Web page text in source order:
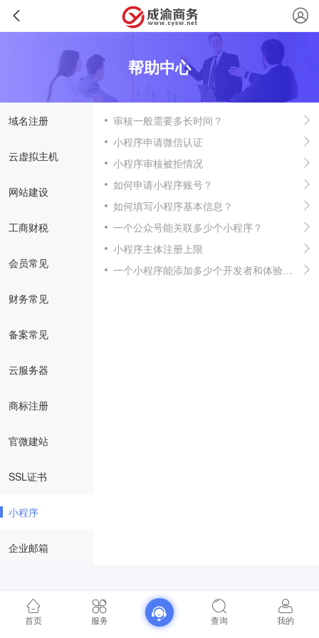
帮助中心
域名注册
云虚拟主机
网站建设
工商财税
会员常见
财务常见
备案常见
云服务器
商标注册
官微建站
SSL证书
小程序
企业邮箱
审核一般需要多长时间？
小程序申请微信认证
小程序审核被拒情况
如何申请小程序账号？
如何填写小程序基本信息？
一个公众号能关联多少个小程序？
小程序主体注册上限
一个小程序能添加多少个开发者和体验者？
首页 服务 查询 我的